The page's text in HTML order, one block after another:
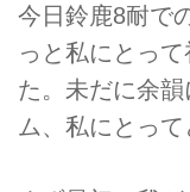
今日鈴鹿8耐で
っと私にとっ
た。未だに余
ム、私にとって